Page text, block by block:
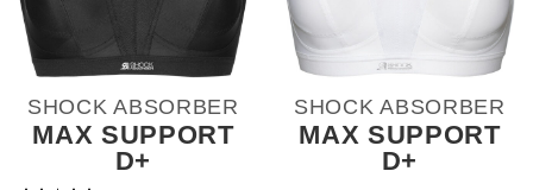
SHOCK ABSORBER
MAX SUPPORT
D+
SHOCK ABSORBER
MAX SUPPORT
D+